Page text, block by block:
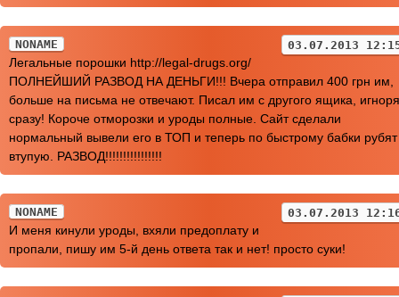
NONAME 03.07.2013
Легальные порошки http://legal-drugs.org/
ПОЛНЕЙШИЙ РАЗВОД НА ДЕНЬГИ!!! Вчера отправил 400 грн им,
больше на письма не отвечают. Писал им с другого ящика,
сразу! Короче отморозки и уроды полные. Сайт сделали
нормальный вывели его в ТОП и теперь по быстрому бабки рубят
втупую. РАЗВОД!!!!!!!!!!!!!!!!
NONAME 03.07.2013
И меня кинули уроды, вхяли предоплату и
пропали, пишу им 5-й день ответа так и нет! просто суки!